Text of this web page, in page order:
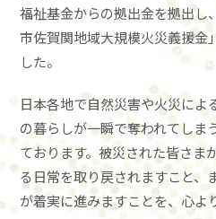
福祉基金からの拠出金を拠出し
市佐賀関地域大規模火災義援金
した。
日本各地で自然災害や火災によ
の暮らしが一瞬で奪われてしま
ております。被災された皆さま
る日常を取り戻されますこと、
が着実に進みますことを、心よ